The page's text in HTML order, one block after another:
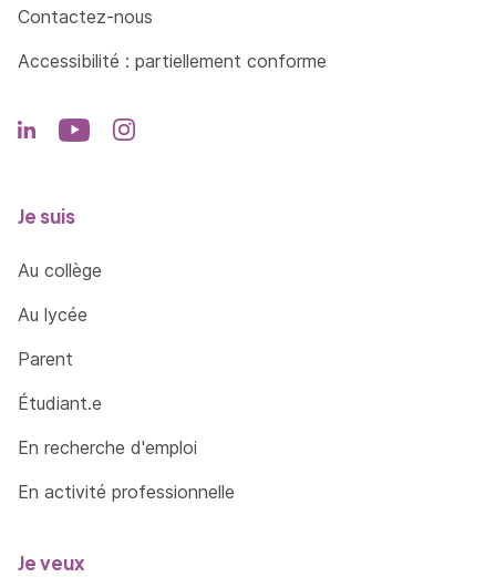
Contactez-nous
Accessibilité : partiellement conforme
Je suis
Au collège
Au lycée
Parent
Étudiant.e
En recherche d'emploi
En activité professionnelle
Je veux